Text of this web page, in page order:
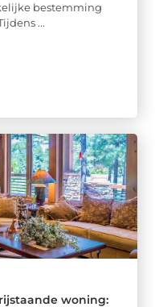
bestemming
...
woning: